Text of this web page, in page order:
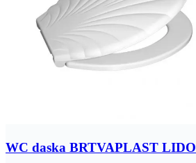
WC daska BRTVAPLAST LIDO